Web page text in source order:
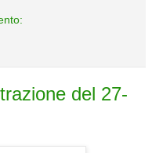
del 27-